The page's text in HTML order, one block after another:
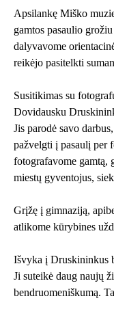
Apsilankę Miško
gamtos pasaulio
dalyvavome
reikėjo pasitelkti
Susitikimas su
Dovidausku
Jis parodė savo
pažvelgti į pasaulį per
fotografavome gamtą,
miestų gyventojus,
Grįžę į gimnaziją,
atlikome kūrybines
Išvyka į Druskininkus
Ji suteikė daug naujų
bendruomeniškumą.